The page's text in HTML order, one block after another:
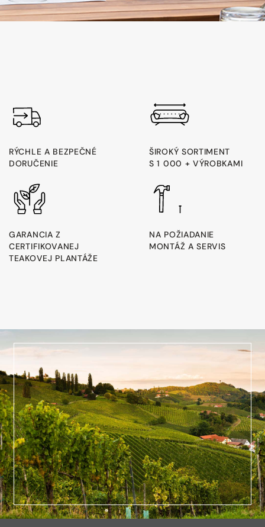
RÝCHLE A BEZPEČNÉ
DORUČENIE
ŠIROKÝ SORTIMENT
S 1 000 + VÝROBKAMI
GARANCIA Z
CERTIFIKOVANEJ
TEAKOVEJ PLANTÁŽE
NA POŽIADANIE
MONTÁŽ A SERVIS